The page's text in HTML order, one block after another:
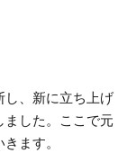
し、新に立ち上げ
ました。ここで元
ます。